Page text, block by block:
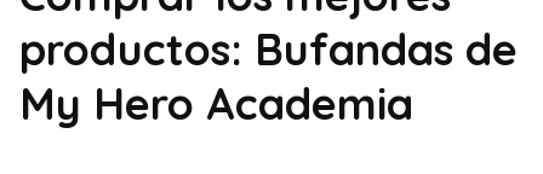
productos: Bufandas de
My Hero Academia